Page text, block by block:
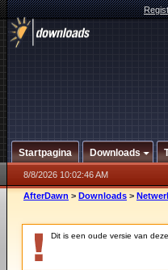
Startpagina Downloads
8/8/2026 10:02:46 AM
AfterDawn > Downloads >
Dit is een oude versie van